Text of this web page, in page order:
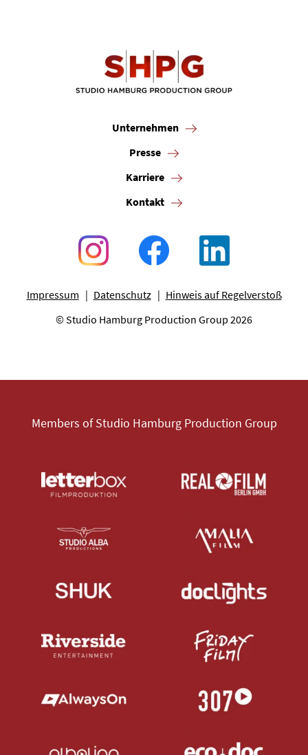
Unternehmen
Presse
Karriere
Kontakt
Impressum Datenschutz
Hinweis auf Regelverstoß
© Studio Hamburg Production Group 2026
Members of Studio Hamburg Production Group